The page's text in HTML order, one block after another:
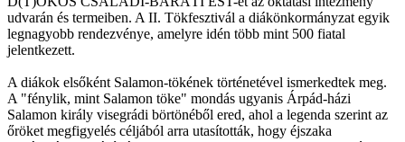
udvarán és termeiben. A II. Tökfesztivál a diákönkormányzat egyik
legnagyobb rendezvénye, amelyre idén több mint 500 fiatal
jelentkezett.
A diákok elsőként Salamon-tökének történetével ismerkedtek meg.
A "fénylik, mint Salamon töke" mondás ugyanis Árpád-házi
Salamon király visegrádi börtönéből ered, ahol a legenda szerint az
őröket megfigyelés céljából arra utasították, hogy éjszaka